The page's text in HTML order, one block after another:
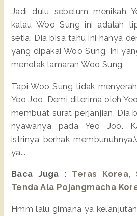
Jadi dulu sebelum menikah
kalau Woo Sung ini adalah
setia. Dia bisa tahu ini hanya
yang dipakai Woo Sung. Ini
menolak lamaran Woo Sung.
Tapi Woo Sung tidak
Yeo Joo. Demi diterima oleh
membuat surat perjanjian. Dia
nyawanya pada Yeo Joo.
istrinya berhak
ya...
Baca Juga : Teras Korea,
Tenda Ala Pojangmacha
Hmm lalu gimana ya